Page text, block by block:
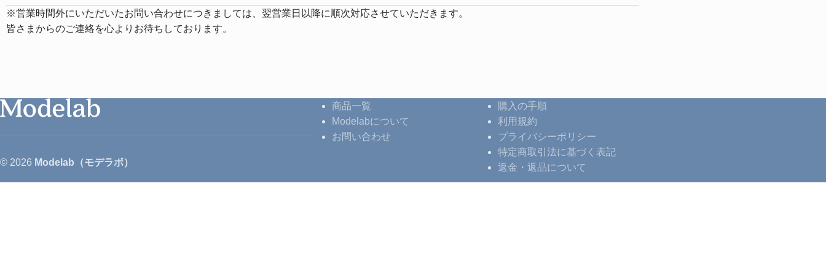
※営業時間外にいただいたお問い合わせにつきましては、翌営業日以降に順次対応させていただきます。
皆さまからのご連絡を心よりお待ちしております。
© 2026 Modelab（モデラボ）
商品一覧
Modelabについて
お問い合わせ
購入の手順
利用規約
プライバシーポリシー
特定商取引法に基づく表記
返金・返品について